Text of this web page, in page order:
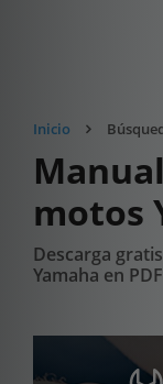
Inicio
motos
Descarga
Yamaha en PDF